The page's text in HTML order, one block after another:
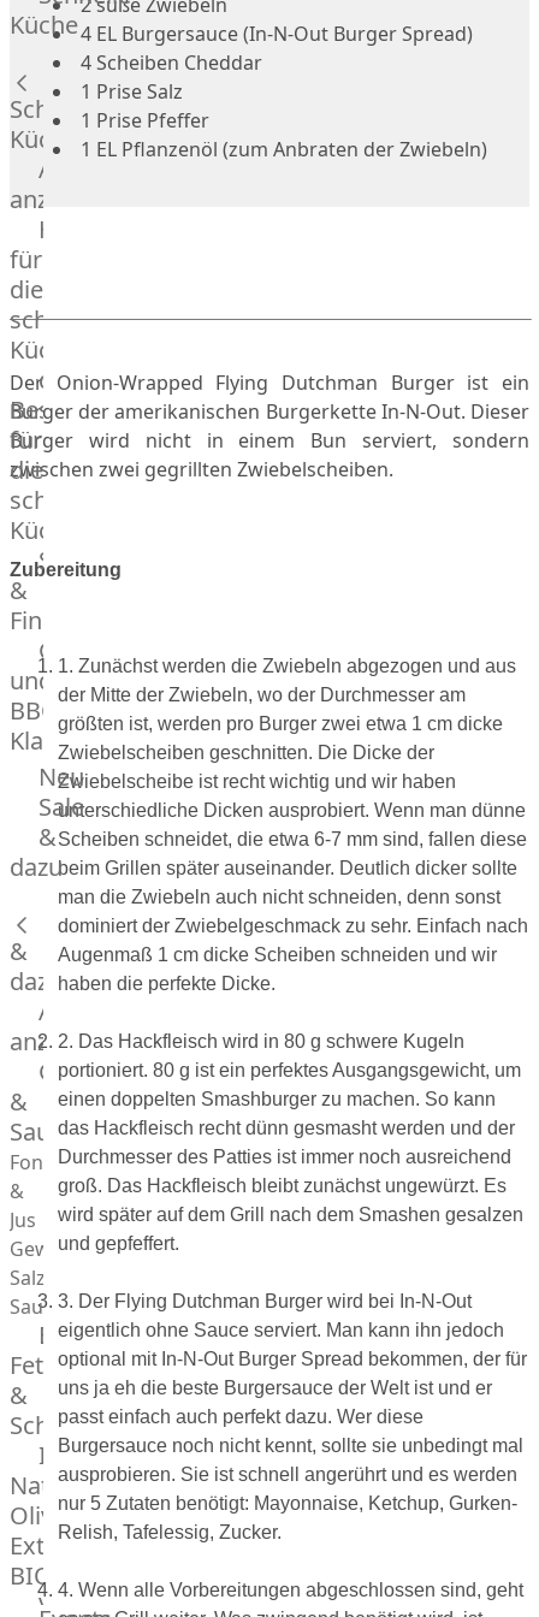
Russell
Lamm
Bison
Kaninchen
Wild
Rotwild
Elch
Dry-
Aged
Burger
Traditionell
&
klassisch
Außergewöhnlich
&
exotisch
OTTO
GOURMET
Manufaktur
Bratwurstsets
Toppings
Hackfleisch
Aufschnitt
Schinken
Küche
Schnelle
Küche
Alle
anzeigen
Hausmannskost
für
die
schnelle
Küche
das
Besondere
für
die
schnelle
Küche
Streetfood
&
Fingerfood
Grill-
und
BBQ-
Klassiker
Beilagen
Brot
Brötchen
Burger
Buns
&
Hot
Dog
Brötchen
Desserts
Neu
Sale
&
dazu
&
dazu
Alle
anzeigen
Gewürze
&
Saucen
Fonds
&
Jus
Gewürze
Salz
Saucen
Butter,
Fett
&
Schmalz
ItalianBar
Natives
Olivenöl
Extra
BIO
Veggie
4 EL Burgersauce (In-N-Out Burger Spread)
4 Scheiben Cheddar
1 Prise Salz
1 Prise Pfeffer
1 EL Pflanzenöl (zum Anbraten der Zwiebeln)
Der Onion-Wrapped Flying Dutchman Burger ist ein
Burger der amerikanischen Burgerkette In-N-Out. Dieser
Burger wird nicht in einem Bun serviert, sondern
zwischen zwei gegrillten Zwiebelscheiben.
Zubereitung
1. Zunächst werden die Zwiebeln abgezogen und aus
der Mitte der Zwiebeln, wo der Durchmesser am
größten ist, werden pro Burger zwei etwa 1 cm dicke
Zwiebelscheiben geschnitten. Die Dicke der
Zwiebelscheibe ist recht wichtig und wir haben
unterschiedliche Dicken ausprobiert. Wenn man dünne
Scheiben schneidet, die etwa 6-7 mm sind, fallen diese
beim Grillen später auseinander. Deutlich dicker sollte
man die Zwiebeln auch nicht schneiden, denn sonst
dominiert der Zwiebelgeschmack zu sehr. Einfach nach
Augenmaß 1 cm dicke Scheiben schneiden und wir
haben die perfekte Dicke.
2. Das Hackfleisch wird in 80 g schwere Kugeln
portioniert. 80 g ist ein perfektes Ausgangsgewicht, um
einen doppelten Smashburger zu machen. So kann
das Hackfleisch recht dünn gesmasht werden und der
Durchmesser des Patties ist immer noch ausreichend
groß. Das Hackfleisch bleibt zunächst ungewürzt. Es
wird später auf dem Grill nach dem Smashen gesalzen
und gepfeffert.
3. Der Flying Dutchman Burger wird bei In-N-Out
eigentlich ohne Sauce serviert. Man kann ihn jedoch
optional mit In-N-Out Burger Spread bekommen, der für
uns ja eh die beste Burgersauce der Welt ist und er
passt einfach auch perfekt dazu. Wer diese
Burgersauce noch nicht kennt, sollte sie unbedingt mal
ausprobieren. Sie ist schnell angerührt und es werden
nur 5 Zutaten benötigt: Mayonnaise, Ketchup, Gurken-
Relish, Tafelessig, Zucker.
4. Wenn alle Vorbereitungen abgeschlossen sind, geht